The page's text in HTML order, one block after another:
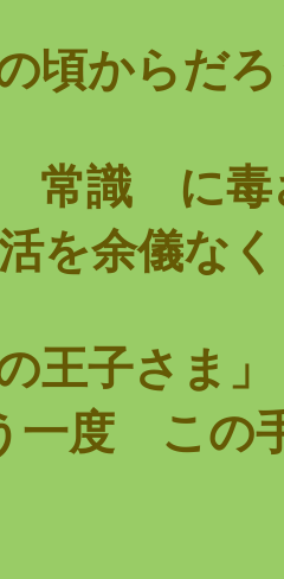
からだろ
に毒
を余儀な
子さま
一度 この